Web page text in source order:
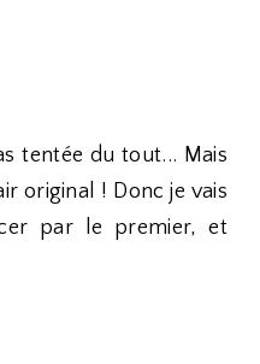
tentée du tout... Mais
original ! Donc je vais
par le premier, et